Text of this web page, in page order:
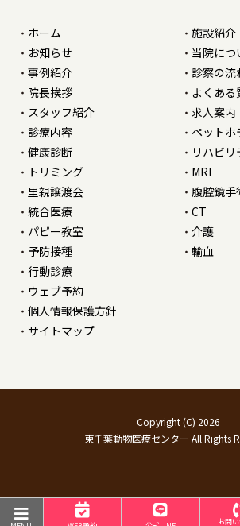
ホーム
お知らせ
事例紹介
院長挨拶
スタッフ紹介
施設紹介
当院につ
診察の流
よくある
求人案内
診療内容
健康診断
トリミング
里親譲渡会
統合医療
パピー教室
予防接種
ペットホ
リハビ
MRI
腹腔鏡手
CT
介護
輸血
行動診療
ウェブ予約
個人情報保護方針
サイトマップ
Copyright (C) 2026
東千葉動物医療センター All Rights
お問